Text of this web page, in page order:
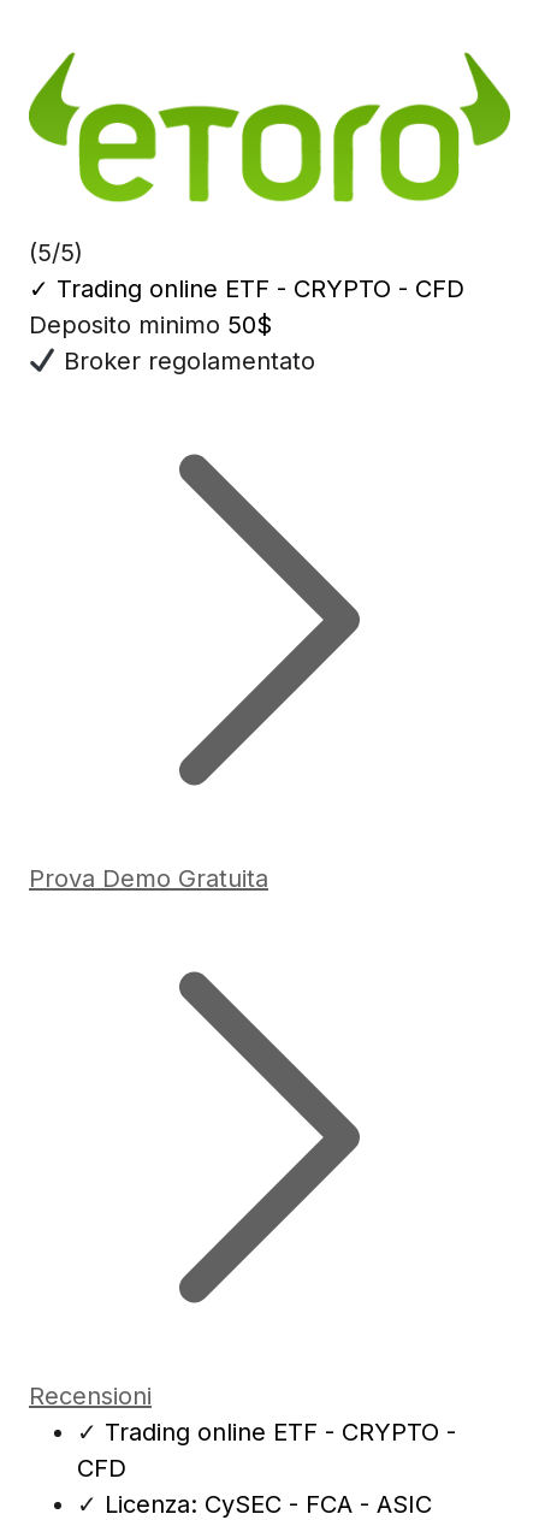
(5/5)
✓ Trading online ETF - CRYPTO - CFD
Deposito minimo 50$
Broker regolamentato
Prova Demo Gratuita
Recensioni
✓ Trading online ETF - CRYPTO -
CFD
✓ Licenza: CySEC - FCA - ASIC